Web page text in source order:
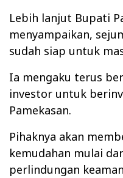
Lebih lanjut Bupati
menyampaikan,
sudah siap untuk
Ia mengaku terus
investor untuk
Pamekasan.
Pihaknya akan
kemudahan mulai
perlindungan